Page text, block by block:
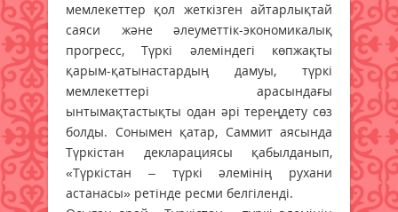
мемлекеттер қол жеткізген айтарлықтай
саяси және әлеуметтік-экономикалық
прогресс, Түркі әлеміндегі көпжақты
қарым-қатынастардың дамуы, түркі
мемлекеттері арасындағы
ынтымақтастықты одан әрі тереңдету сөз
болды. Сонымен қатар, Саммит аясында
Түркістан декларациясы қабылданып,
«Түркістан – түркі әлемінің рухани
астанасы» ретінде ресми белгіленді.